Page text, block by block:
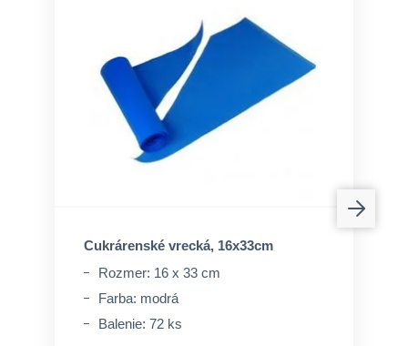
Cukrárenské vrecká, 16x33cm
Rozmer: 16 x 33 cm
Farba: modrá
Balenie: 72 ks